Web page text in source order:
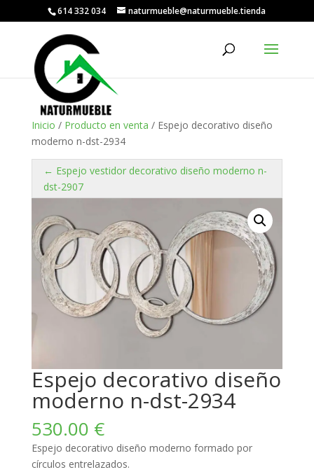
614 332 034 naturmueble@naturmueble.tienda
Inicio / Producto en venta / Espejo decorativo diseño
moderno n-dst-2934
← Espejo vestidor decorativo diseño moderno n-
dst-2907
Espejo decorativo diseño
moderno n-dst-2934
530.00 €
Espejo decorativo diseño moderno formado por
círculos entrelazados.